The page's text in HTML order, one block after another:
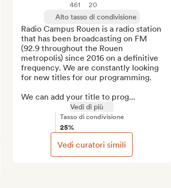
461
20
Alto tasso di condivisione
Radio Campus Rouen is a radio station
that has been broadcasting on FM
(92.9 throughout the Rouen
metropolis) since 2016 on a definitive
frequency. We are constantly looking
for new titles for our programming.
We can add your title to prog...
Vedi di più
Tasso di condivisione
25%
Vedi curatori simili